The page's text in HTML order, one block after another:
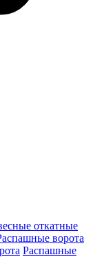
откатные
ворота
Распашные